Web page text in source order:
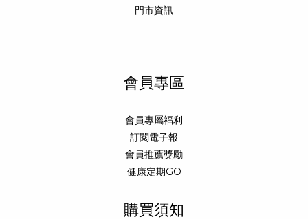
門市資訊
會員專區
會員專屬福利
訂閱電子報
會員推薦獎勵
健康定期GO
購買須知